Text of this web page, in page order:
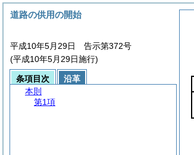
道路の供用の開始
平成10年5月29日 告示第372号
(平成10年5月29日施行)
条項目次
沿革
本則
第1項